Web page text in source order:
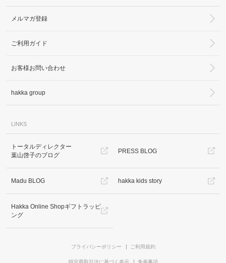
メルマガ登録
ご利用ガイド
お客様お問い合わせ
hakka group
LINKS
トータルディレクター
葉山啓子のブログ
PRESS BLOG
Madu BLOG hakka kids story
Hakka Online Shopギフトラッピ
ング
プライバシーポリシー ご利用規約
特定商取引法に基づく表示 免責事項